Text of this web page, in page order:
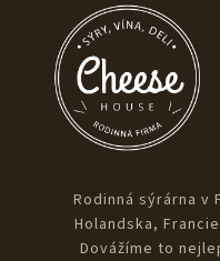
Rodinná sýrárna v
Holandska,
Dovážíme to